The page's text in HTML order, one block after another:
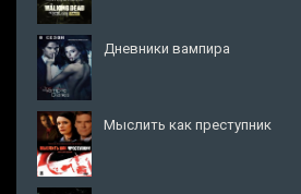
Дневники вампира
Мыслить как преступник